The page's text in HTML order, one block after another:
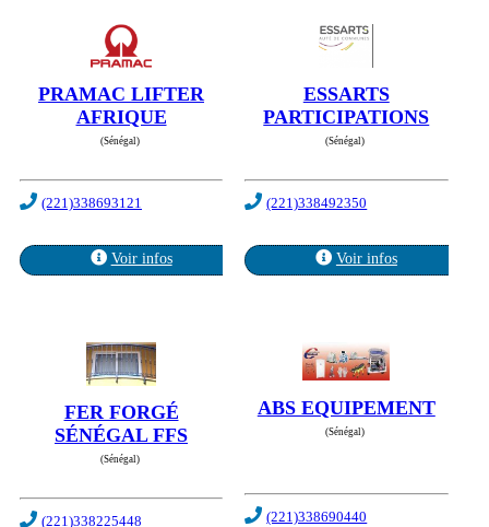
PRAMAC LIFTER
AFRIQUE
(Sénégal)
(221)338693121
Voir infos
ESSARTS
PARTICIPATIONS
(Sénégal)
(221)338492350
Voir infos
FER FORGÉ
SÉNÉGAL FFS
(Sénégal)
(221)338225448
ABS EQUIPEMENT
(Sénégal)
(221)338690440